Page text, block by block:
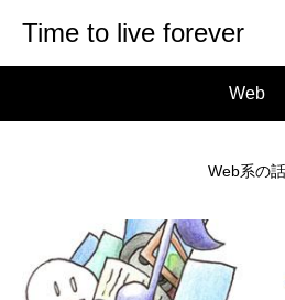
Time to live forever
Web
Web系の話